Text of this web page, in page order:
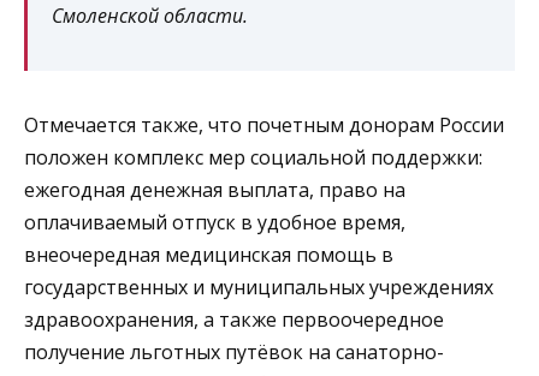
Смоленской области.
Отмечается также, что почетным донорам России
положен комплекс мер социальной поддержки:
ежегодная денежная выплата, право на
оплачиваемый отпуск в удобное время,
внеочередная медицинская помощь в
государственных и муниципальных учреждениях
здравоохранения, а также первоочередное
получение льготных путёвок на санаторно-